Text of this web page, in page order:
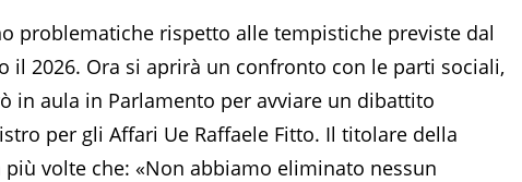
problematiche rispetto alle tempistiche previste dal
il 2026. Ora si aprirà un confronto con le parti sociali,
in aula in Parlamento per avviare un dibattito
per gli Affari Ue Raffaele Fitto. Il titolare della
più volte che: «Non abbiamo eliminato nessun